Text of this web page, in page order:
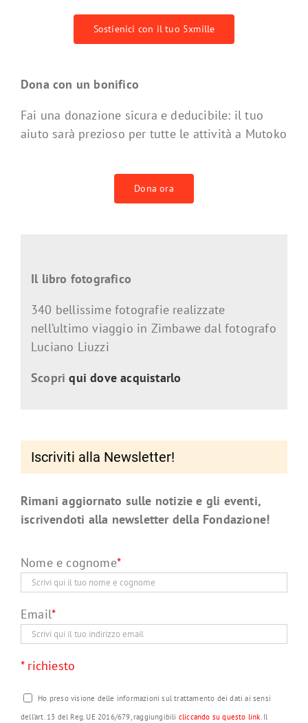
Sostienici con il tuo 5xmille
Dona con un bonifico
Fai una donazione sicura e deducibile: il tuo
aiuto sarà prezioso per tutte le attività a Mutoko
Dona ora
Il libro fotografico
340 bellissime fotografie realizzate
nell’ultimo viaggio in Zimbawe dal fotografo
Luciano Liuzzi
Scopriqui dove acquistarlo
Iscriviti alla Newsletter!
Rimani aggiornato sulle notizie e gli eventi,
iscrivendoti alla newsletter della Fondazione!
Nome e cognome*
Email*
* richiesto
Ho preso visione delle informazioni sul trattamento dei dati ai sensi
dell’art. 13 del Reg. UE 2016/679, raggiungibili cliccando su questo link. Il